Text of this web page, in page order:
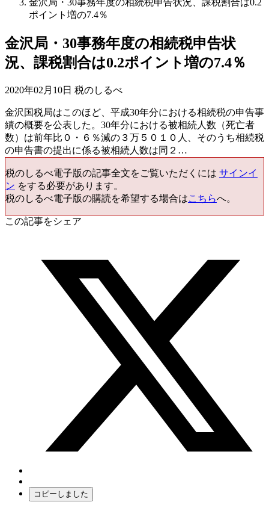
金沢局・30事務年度の相続税申告状況、課税割合は0.2
ポイント増の7.4％
金沢局・30事務年度の相続税申告状
況、課税割合は0.2ポイント増の7.4％
2020年02月10日 税のしるべ
金沢国税局はこのほど、平成30年分における相続税の申告事
績の概要を公表した。30年分における被相続人数（死亡者
数）は前年比０・６％減の３万５０１０人、そのうち相続税
の申告書の提出に係る被相続人数は同２…
税のしるべ電子版の記事全文をご覧いただくには サインイ
ン をする必要があります。
税のしるべ電子版の購読を希望する場合はこちらへ。
この記事をシェア
コピーしました